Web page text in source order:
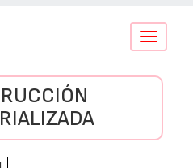
Conmutar